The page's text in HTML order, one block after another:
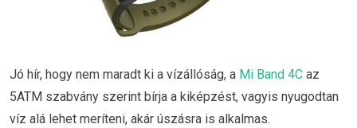
Jó hír, hogy nem maradt ki a vízállóság, a Mi Band 4C az
5ATM szabvány szerint bírja a kiképzést, vagyis nyugodtan
víz alá lehet meríteni, akár úszásra is alkalmas.